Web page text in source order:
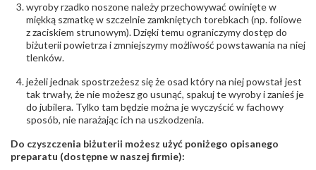
wyroby rzadko noszone należy przechowywać owinięte w
miękką szmatkę w szczelnie zamkniętych torebkach (np. foliowe
z zaciskiem strunowym). Dzięki temu ograniczymy dostęp do
biżuterii powietrza i zmniejszymy możliwość powstawania na niej
tlenków.
jeżeli jednak spostrzeżesz się że osad który na niej powstał jest
tak trwały, że nie możesz go usunąć, spakuj te wyroby i zanieś je
do jubilera. Tylko tam będzie można je wyczyścić w fachowy
sposób, nie narażając ich na uszkodzenia.
Do czyszczenia biżuterii możesz użyć poniżego opisanego
preparatu (dostępne w naszej firmie):